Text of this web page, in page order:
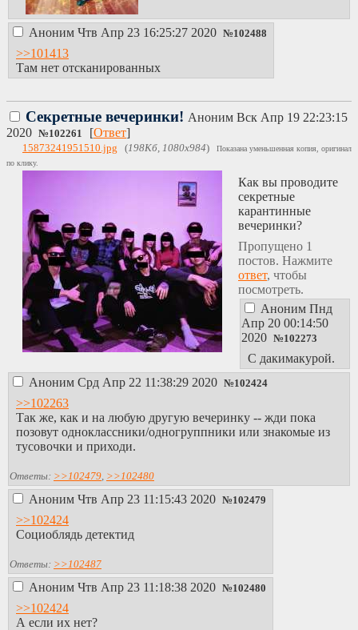
Аноним Чтв Апр 23 16:25:27 2020 №102488
>>101413
Там нет отсканированных
Секретные вечеринки! Аноним Вск Апр 19 22:23:15
2020 №102261 [Ответ]
15873241951510.jpg (198Кб, 1080x984)
Показана уменьшенная копия, оригинал
по клику.
Как вы проводите
секретные
карантинные
вечеринки?
Пропущено 1
постов. Нажмите
ответ, чтобы
посмотреть.
Аноним Пнд
Апр 20 00:14:50
2020 №102273
С дакимакурой.
Аноним Срд Апр 22 11:38:29 2020 №102424
>>102263
Так же, как и на любую другую вечеринку -- жди пока
позовут одноклассники/одногруппники или знакомые из
тусовочки и приходи.
Ответы: >>102479, >>102480
Аноним Чтв Апр 23 11:15:43 2020 №102479
>>102424
Социоблядь детектид
Ответы: >>102487
Аноним Чтв Апр 23 11:18:38 2020 №102480
>>102424
А если их нет?